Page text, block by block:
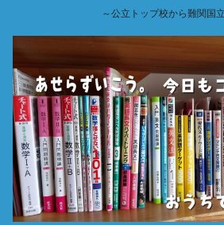
～公立トップ校から難関国